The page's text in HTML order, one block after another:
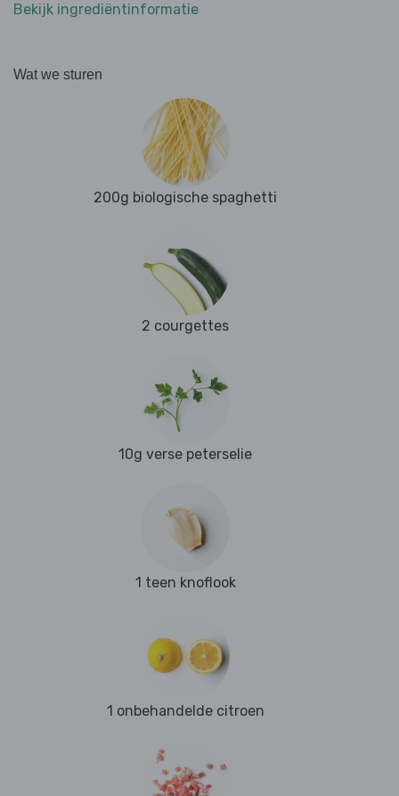
Bekijk ingrediëntinformatie
Wat we sturen
200g biologische spaghetti
2 courgettes
10g verse peterselie
1 teen knoflook
1 onbehandelde citroen